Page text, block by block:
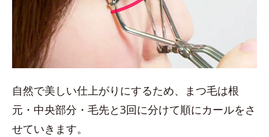
自然で美しい仕上がりにするため、まつ毛は根
元・中央部分・毛先と3回に分けて順にカールをさ
せていきます。